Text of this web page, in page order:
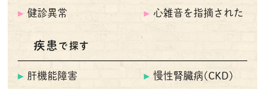
健診異常
心雑音を指摘された
疾患 で探す
肝機能障害
慢性腎臓病(CKD)